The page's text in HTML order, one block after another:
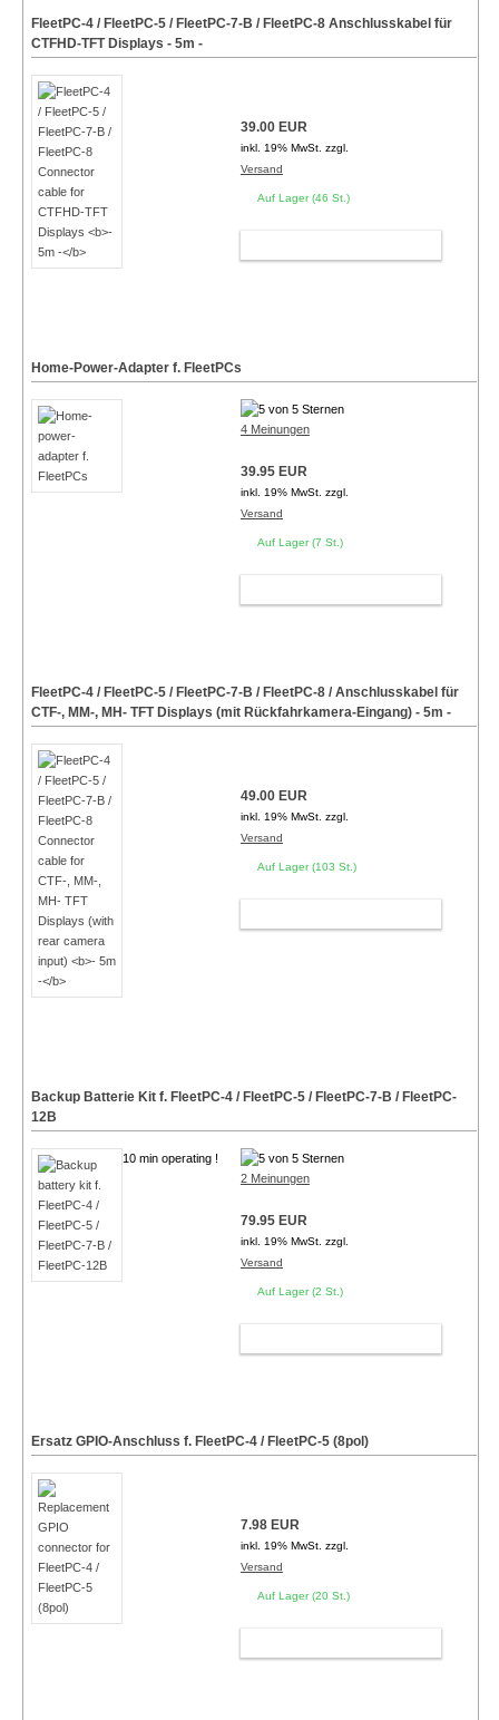
FleetPC-4 / FleetPC-5 / FleetPC-7-B / FleetPC-8 Anschlusskabel für
CTFHD-TFT Displays - 5m -
39.00 EUR
inkl. 19% MwSt. zzgl.
Versand
Auf Lager (46 St.)
Home-Power-Adapter f. FleetPCs
4 Meinungen
39.95 EUR
inkl. 19% MwSt. zzgl.
Versand
Auf Lager (7 St.)
FleetPC-4 / FleetPC-5 / FleetPC-7-B / FleetPC-8 / Anschlusskabel für
CTF-, MM-, MH- TFT Displays (mit Rückfahrkamera-Eingang) - 5m -
49.00 EUR
inkl. 19% MwSt. zzgl.
Versand
Auf Lager (103 St.)
Backup Batterie Kit f. FleetPC-4 / FleetPC-5 / FleetPC-7-B / FleetPC-
12B
10 min operating !
2 Meinungen
79.95 EUR
inkl. 19% MwSt. zzgl.
Versand
Auf Lager (2 St.)
Ersatz GPIO-Anschluss f. FleetPC-4 / FleetPC-5 (8pol)
7.98 EUR
inkl. 19% MwSt. zzgl.
Versand
Auf Lager (20 St.)